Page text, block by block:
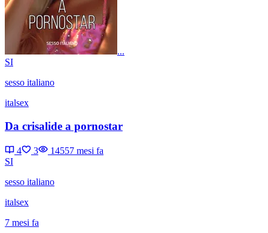
...
SI
sesso italiano
italsex
Da crisalide a pornostar
4 3 14557 mesi fa
SI
sesso italiano
italsex
7 mesi fa